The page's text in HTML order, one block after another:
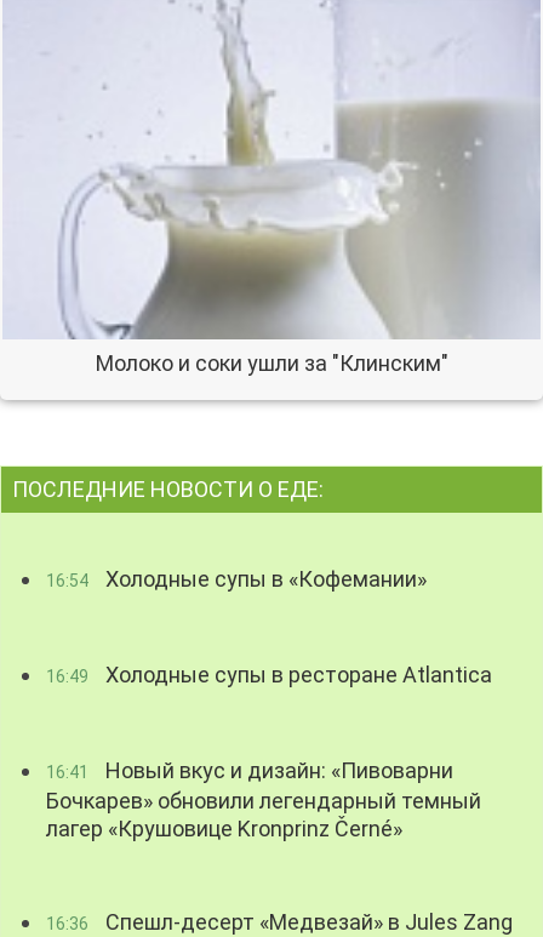
Молоко и соки ушли за "Клинским"
ПОСЛЕДНИЕ НОВОСТИ О ЕДЕ:
16:54 Холодные супы в «Кофемании»
16:49 Холодные супы в ресторане Atlantica
16:41
Новый вкус и дизайн: «Пивоварни
Бочкарев» обновили легендарный темный
лагер «Крушовице Kronprinz Černé»
16:36 Спешл-десерт «Медвезай» в Jules Zang